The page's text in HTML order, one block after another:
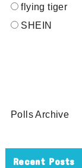
flying tiger
SHEIN
Polls Archive
Recent Posts